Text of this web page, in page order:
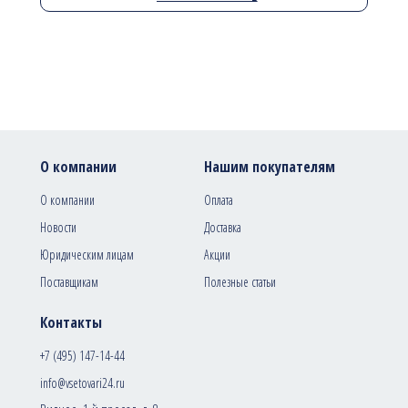
Контакты
+7 (495) 147-14-44
info@vsetovari24.ru
О компании
О компании
Новости
Юридическим лицам
Поставщикам
Нашим покупателям
Оплата
Доставка
Акции
Полезные статьи